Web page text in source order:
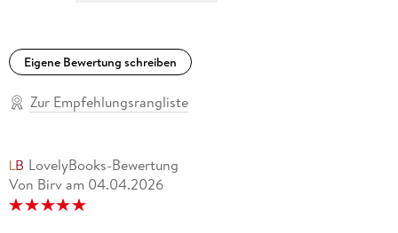
Eigene Bewertung schreiben
Zur Empfehlungsrangliste
LovelyBooks-Bewertung
Von Birv am 04.04.2026